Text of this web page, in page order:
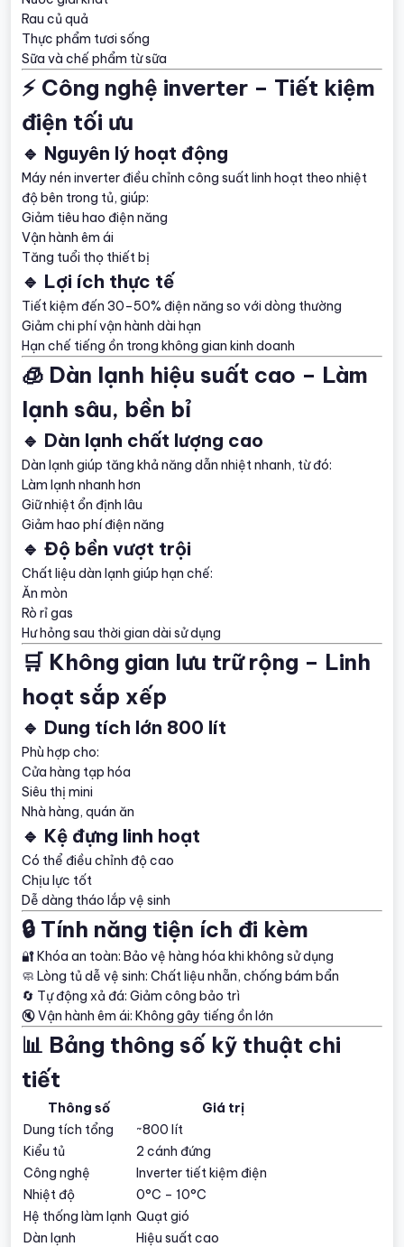
Rau củ quả
Thực phẩm tươi sống
Sữa và chế phẩm từ sữa
⚡ Công nghệ inverter – Tiết kiệm
điện tối ưu
🔹 Nguyên lý hoạt động
Máy nén inverter điều chỉnh công suất linh hoạt theo nhiệt
độ bên trong tủ, giúp:
Giảm tiêu hao điện năng
Vận hành êm ái
Tăng tuổi thọ thiết bị
🔹 Lợi ích thực tế
Tiết kiệm đến 30–50% điện năng so với dòng thường
Giảm chi phí vận hành dài hạn
Hạn chế tiếng ồn trong không gian kinh doanh
🧊 Dàn lạnh hiệu suất cao – Làm
lạnh sâu, bền bỉ
🔹 Dàn lạnh chất lượng cao
Dàn lạnh giúp tăng khả năng dẫn nhiệt nhanh, từ đó:
Làm lạnh nhanh hơn
Giữ nhiệt ổn định lâu
Giảm hao phí điện năng
🔹 Độ bền vượt trội
Chất liệu dàn lạnh giúp hạn chế:
Ăn mòn
Rò rỉ gas
Hư hỏng sau thời gian dài sử dụng
🛒 Không gian lưu trữ rộng – Linh
hoạt sắp xếp
🔹 Dung tích lớn 800 lít
Phù hợp cho:
Cửa hàng tạp hóa
Siêu thị mini
Nhà hàng, quán ăn
🔹 Kệ đựng linh hoạt
Có thể điều chỉnh độ cao
Chịu lực tốt
Dễ dàng tháo lắp vệ sinh
🔒 Tính năng tiện ích đi kèm
🔐 Khóa an toàn: Bảo vệ hàng hóa khi không sử dụng
🧼 Lòng tủ dễ vệ sinh: Chất liệu nhẵn, chống bám bẩn
🔄 Tự động xả đá: Giảm công bảo trì
🔇 Vận hành êm ái: Không gây tiếng ồn lớn
📊 Bảng thông số kỹ thuật chi
tiết
Thông số
Giá trị
Dung tích tổng
~800 lít
Kiểu tủ
2 cánh đứng
Công nghệ
Inverter tiết kiệm điện
Nhiệt độ
0°C – 10°C
Hệ thống làm lạnh Quạt gió
Dàn lạnh
Hiệu suất cao